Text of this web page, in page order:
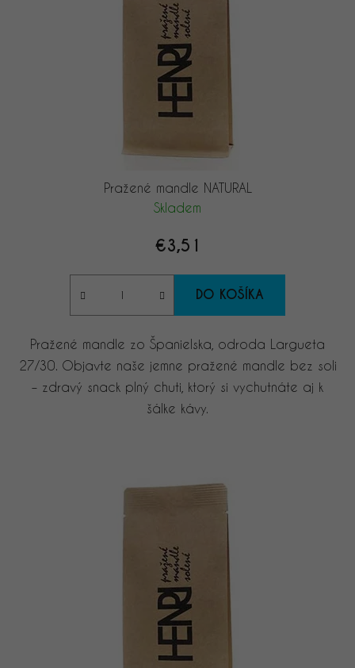
Pražené mandle NATURAL
Skladem
€3,51
DO KOŠÍKA
Pražené mandle zo Španielska, odroda Largueta
27/30. Objavte naše jemne pražené mandle bez soli
– zdravý snack plný chuti, ktorý si vychutnáte aj k
šálke kávy.